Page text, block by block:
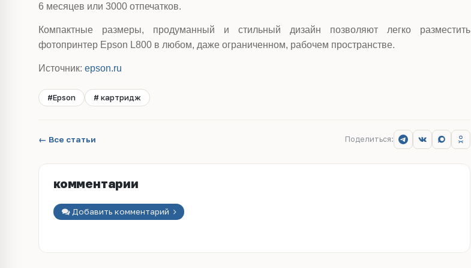
6 месяцев или 3000 отпечатков.
Компактные размеры, продуманный и стильный дизайн позволяют легко разместить
фотопринтер Epson L800 в любом, даже ограниченном, рабочем пространстве.
Источник: epson.ru
#Epson # картридж
← Все статьи Поделиться:
комментарии
Добавить комментарий